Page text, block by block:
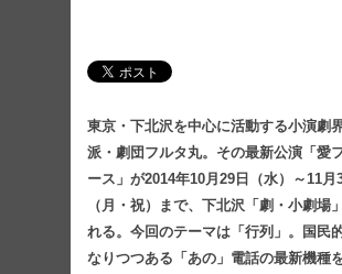
東京・下北沢を中心に活動する小演劇
派・劇団フルタ丸。その最新公演「愛
ース」が2014年10月29日（水）～11月
（月・祝）まで、下北沢「劇・小劇場
れる。今回のテーマは「行列」。国民
なりつつある「あの」電話の最新機種